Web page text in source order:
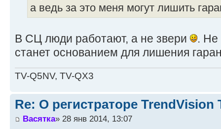
а ведь за это меня могут лишить
В СЦ люди работают, а не звери
. Не
станет основанием для лишения
TV-Q5NV, TV-QX3
Re: О регистраторе TrendVision
Васятка» 28 янв 2014, 13:07